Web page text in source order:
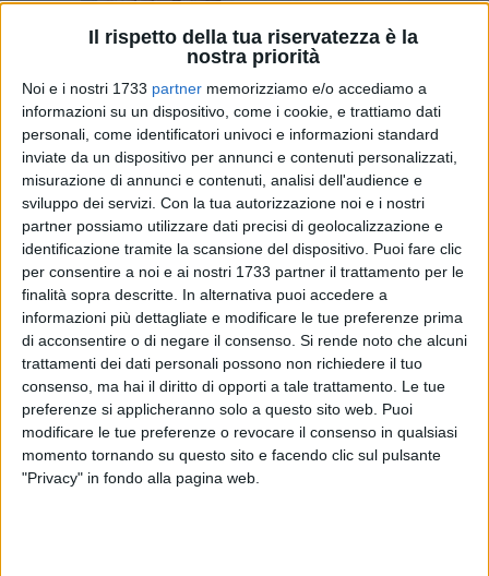
Il rispetto della tua riservatezza è la
nostra priorità
Noi e i nostri 1733 partner memorizziamo e/o accediamo a
informazioni su un dispositivo, come i cookie, e trattiamo dati
personali, come identificatori univoci e informazioni standard
inviate da un dispositivo per annunci e contenuti personalizzati,
misurazione di annunci e contenuti, analisi dell'audience e
sviluppo dei servizi. Con la tua autorizzazione noi e i nostri
partner possiamo utilizzare dati precisi di geolocalizzazione e
identificazione tramite la scansione del dispositivo. Puoi fare clic
per consentire a noi e ai nostri 1733 partner il trattamento per le
finalità sopra descritte. In alternativa puoi accedere a
informazioni più dettagliate e modificare le tue preferenze prima
di acconsentire o di negare il consenso. Si rende noto che alcuni
trattamenti dei dati personali possono non richiedere il tuo
consenso, ma hai il diritto di opporti a tale trattamento. Le tue
preferenze si applicheranno solo a questo sito web. Puoi
modificare le tue preferenze o revocare il consenso in qualsiasi
momento tornando su questo sito e facendo clic sul pulsante
"Privacy" in fondo alla pagina web.
64
Nella serata di ieri, le pattuglie della. Metronotte in servizio a
Corato hanno segnalato ai Carabinieri una Alfa Romeo
Stelvio parzialmente smontata.
L'auto era stata abbandonata in un viale di campagna
ubicato lungo la SP 30, in territorio di Andria, al limite con
Corato.
I militari, giunti sul posto dalla Compagnia di Andria, hanno